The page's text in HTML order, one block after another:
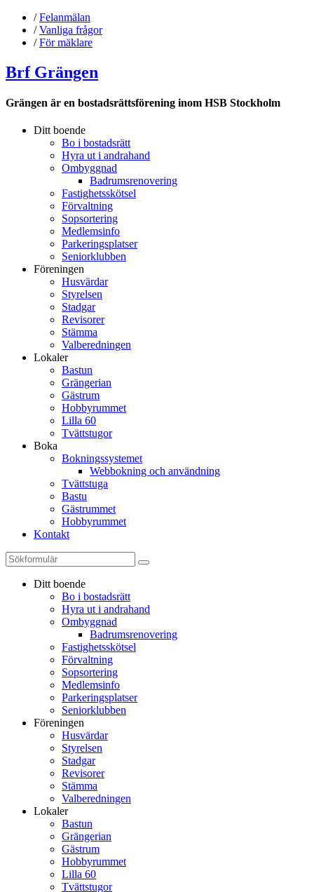
/Felanmälan
/Vanliga frågor
/För mäklare
Brf Grängen
Grängen är en bostadsrättsförening inom HSB Stockholm
Ditt boende
Bo i bostadsrätt
Hyra ut i andrahand
Ombyggnad
Badrumsrenovering
Fastighetsskötsel
Förvaltning
Sopsortering
Medlemsinfo
Parkeringsplatser
Seniorklubben
Föreningen
Husvärdar
Styrelsen
Stadgar
Revisorer
Stämma
Valberedningen
Lokaler
Bastun
Grängerian
Gästrum
Hobbyrummet
Lilla 60
Tvättstugor
Boka
Bokningssystemet
Webbokning och användning
Tvättstuga
Bastu
Gästrummet
Hobbyrummet
Kontakt
Ditt boende
Bo i bostadsrätt
Hyra ut i andrahand
Ombyggnad
Badrumsrenovering
Fastighetsskötsel
Förvaltning
Sopsortering
Medlemsinfo
Parkeringsplatser
Seniorklubben
Föreningen
Husvärdar
Styrelsen
Stadgar
Revisorer
Stämma
Valberedningen
Lokaler
Bastun
Grängerian
Gästrum
Hobbyrummet
Lilla 60
Tvättstugor